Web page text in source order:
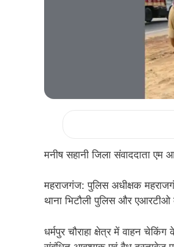
मनीष सहानी जिला संवाददाता
महराजगंज: पुलिस अधीक्षक
थाना भिटौली पुलिस और एआरटीओ
धर्मपुर चौराहा क्षेत्र में वाहन